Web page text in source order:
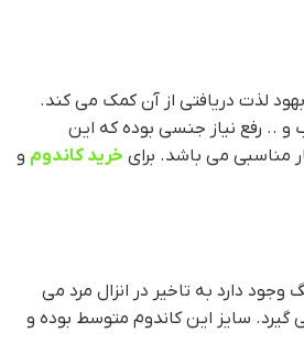
بهود لذت دریافتی از آن کمک می کند.
و .. رفع نیاز جنسی بوده که این
خرید کاندوم و
دارد به تاخیر در انزال مرد می
می گیرد. سایز این کاندوم متوسط بوده و